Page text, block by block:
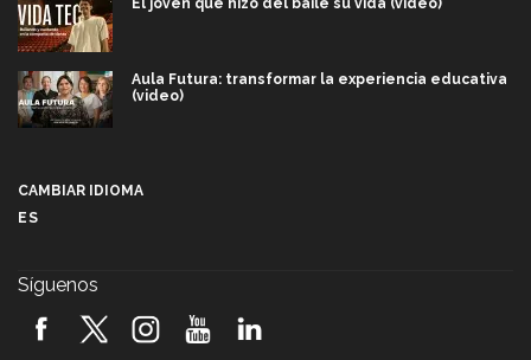
Aula Futura: transformar la experiencia educativa
(video)
2026! (video)
CAMBIAR IDIOMA
ES
Síguenos